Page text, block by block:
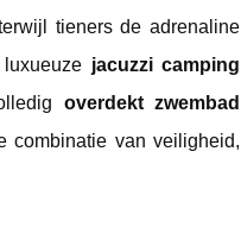
tieners de adrenaline
jacuzzi camping
overdekt zwembad
combinatie van veiligheid,